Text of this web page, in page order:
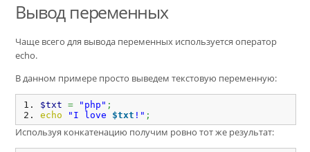
Вывод переменных
Чаще всего для вывода переменных используется оператор
echo.
В данном примере просто выведем текстовую переменную:
$txt = "php" ;
echo
"I love $txt !" ;
Используя конкатенацию получим ровно тот же результат: